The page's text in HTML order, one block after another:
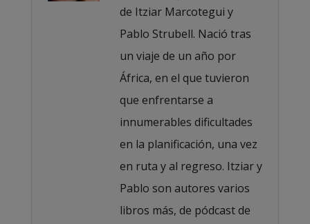
de Itziar Marcotegui y
Pablo Strubell. Nació tras
un viaje de un año por
África, en el que tuvieron
que enfrentarse a
innumerables dificultades
en la planificación, una vez
en ruta y al regreso. Itziar y
Pablo son autores varios
libros más, de pódcast de